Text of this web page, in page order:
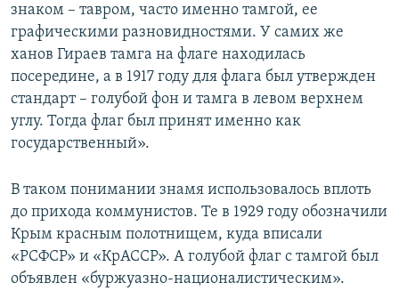
знаком – тавром, часто именно тамгой, ее
графическими разновидностями. У самих же
ханов Гираев тамга на флаге находилась
посередине, а в 1917 году для флага был утвержден
стандарт – голубой фон и тамга в левом верхнем
углу. Тогда флаг был принят именно как
государственный».
В таком понимании знамя использовалось вплоть
до прихода коммунистов. Те в 1929 году обозначили
Крым красным полотнищем, куда вписали
«РСФСР» и «КрАССР». А голубой флаг с тамгой был
объявлен «буржуазно-националистическим».